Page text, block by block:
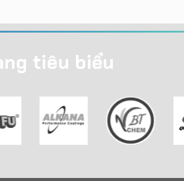
tiêu biểu